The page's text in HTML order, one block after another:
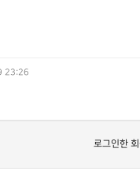
23:26
로그인한